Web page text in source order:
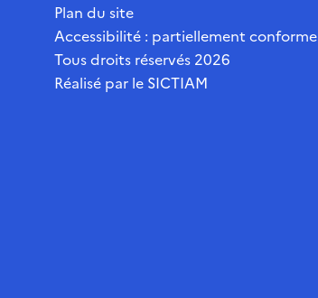
Plan du site
Accessibilité : partiellement conforme
Tous droits réservés 2026
Réalisé par le SICTIAM